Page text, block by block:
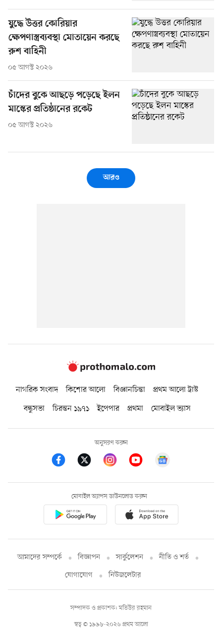
যুদ্ধে উত্তর কোরিয়ার
ক্ষেপণাস্ত্রব্যবস্থা মোতায়েন করছে
রুশ বাহিনী
০৫ আগস্ট ২০২৬
চাঁদের বুকে আছড়ে পড়েছে ইলন
মাস্কের প্রতিষ্ঠানের রকেট
০৫ আগস্ট ২০২৬
আরও
নাগরিক সংবাদ কিশোর আলো বিজ্ঞানচিন্তা
প্রথম আলো ট্রাস্ট
বন্ধুসভা
চিরন্তন ১৯৭১ ইপেপার প্রথমা মোবাইল ভ্যাস
অনুসরণ করুন
মোবাইল অ্যাপস ডাউনলোড করুন
আমাদের সম্পর্কে বিজ্ঞাপন সার্কুলেশন
নীতি ও শর্ত
যোগাযোগ
নিউজলেটার
স্বত্ব © ১৯৯৮-২০২৬ প্রথম আলো
সম্পাদক ও প্রকাশক: মতিউর রহমান